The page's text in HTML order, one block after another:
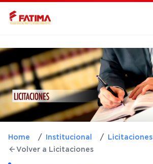
Home / Institucional / Licitaciones
Volver a Licitaciones